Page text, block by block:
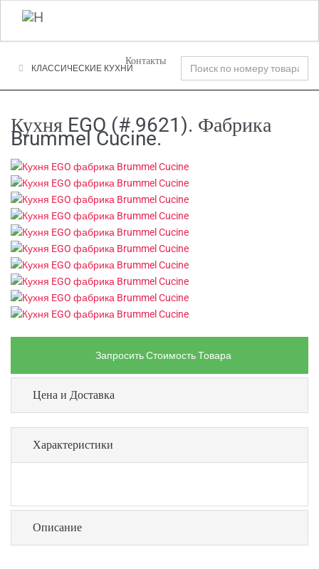
+7 (495) 120-00-58
Контакты
КЛАССИЧЕСКИЕ КУХНИ
Кухня EGO (# 9621). Фабрика
Brummel Cucine.
Запросить Стоимость Товара
Цена и Доставка
Характеристики
Описание